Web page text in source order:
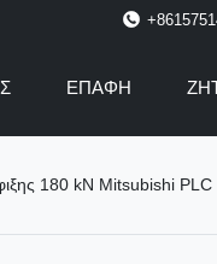
ΕΠΑΦΉ
180 kN Mitsubishi